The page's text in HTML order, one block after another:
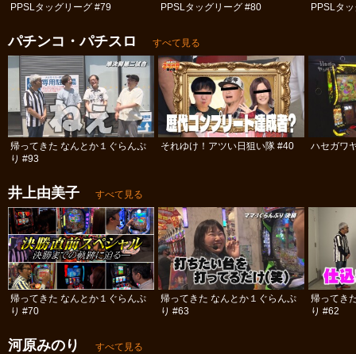
PPSLタッグリーグ #79 PPSLタッグリーグ #80 PPSLタ
パチンコ・パチスロ すべて見る
帰ってきた なんとか１ぐらんぷ
り #93
それゆけ！アツい日狙い隊 #40 ハセガワ
井上由美子 すべて見る
帰ってきた なんとか１ぐらんぷ
り #70
帰ってきた なんとか１ぐらんぷ
り #63
帰ってき
り #62
河原みのり すべて見る